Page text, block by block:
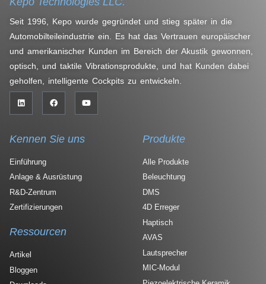
Seit 1996, Kepo wurde gegründet und stieg später in die
Automobilteileindustrie ein. Es hat das Vertrauen europäischer
und amerikanischer Kunden im Bereich der Akustik gewonnen,
optisch, und taktile Vibrationsprodukte, und hat Kunden dabei
geholfen, intelligente Cockpits zu entwickeln.
Kennen Sie uns
Einführung
Anlage & Ausrüstung
R&D-Zentrum
Zertifizierungen
Produkte
Alle Produkte
Beleuchtung
DMS
4D Erreger
Haptisch
AVAS
Lautsprecher
MIC-Modul
Ressourcen
Artikel
Bloggen